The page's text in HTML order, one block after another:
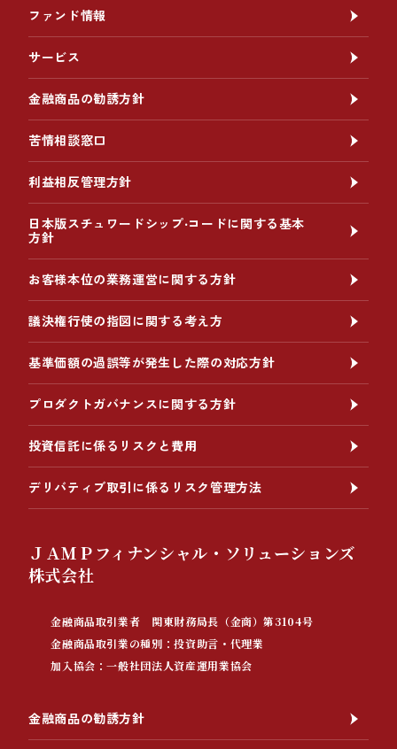
ファンド情報
サービス
金融商品の勧誘方針
苦情相談窓口
利益相反管理方針
日本版スチュワードシップ‧コードに関する基本
方針
お客様本位の業務運営に関する方針
議決権行使の指図に関する考え方
基準価額の過誤等が発生した際の対応方針
プロダクトガバナンスに関する方針
投資信託に係るリスクと費用
デリバティブ取引に係るリスク管理方法
ＪＡＭＰフィナンシャル・ソリューションズ
株式会社
金融商品取引業者 関東財務局長（金商）第3104号
金融商品取引業の種別：投資助言・代理業
加入協会：一般社団法人資産運用業協会
金融商品の勧誘方針